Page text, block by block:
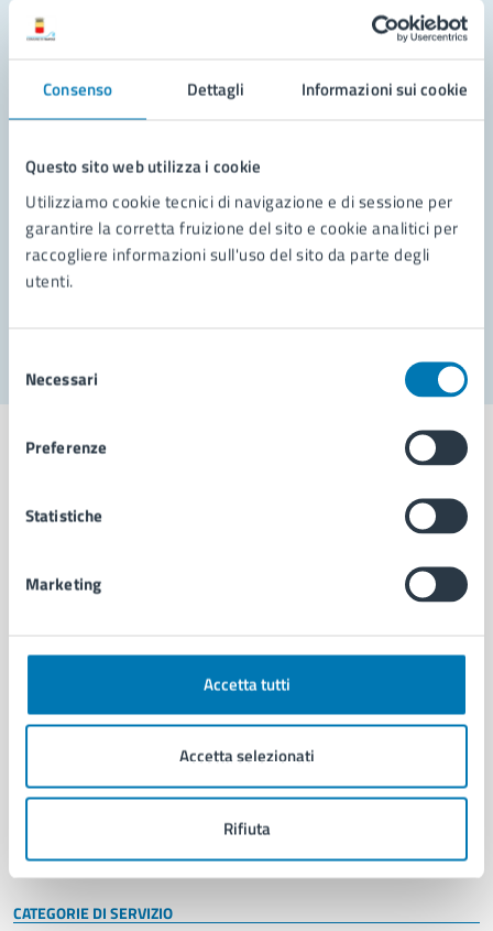
Consenso Dettagli Informazioni sui cookie
Questo sito web utilizza i cookie
Utilizziamo cookie tecnici di navigazione e di sessione per
garantire la corretta fruizione del sito e cookie analitici per
raccogliere informazioni sull'uso del sito da parte degli
utenti.
delNecessari
Preferenze
Statistiche
Marketing
Accetta tutti
Accetta selezionati
Rifiuta
Leggi le domande frequenti
Richiedi assistenza
Prenota appuntamento
Problemi in città
Comune di Napoli
AMMINISTRAZIONE
Organi di governo
Enti e fondazioni
Personale amministrativo
Intranet, posta aziendale e protocollo
CATEGORIE DI SERVIZIO